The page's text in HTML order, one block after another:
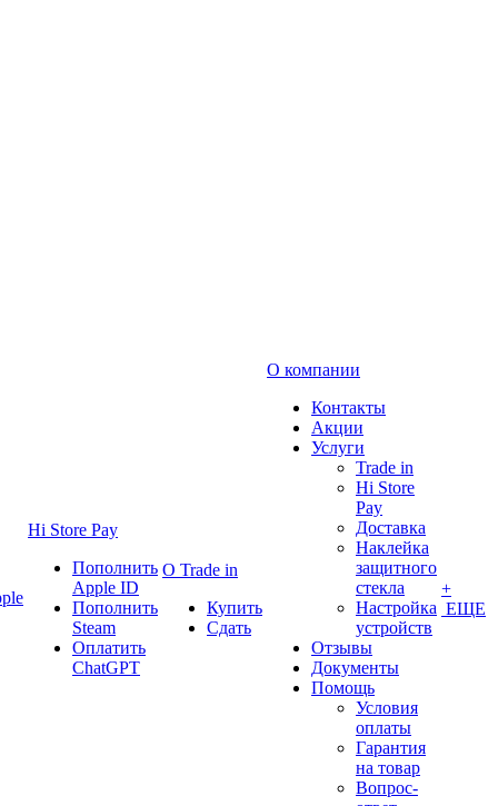
Hi Store Pay
Пополнить
Apple ID
Пополнить
Steam
Оплатить
ChatGPT
О Trade in
Купить
Сдать
О компании
Контакты
Акции
Услуги
Trade in
Hi Store
Pay
Доставка
Наклейка
защитного
стекла
Настройка
устройств
Отзывы
Документы
Помощь
Условия
оплаты
Гарантия
на товар
Вопрос-
+
ЕЩЕ